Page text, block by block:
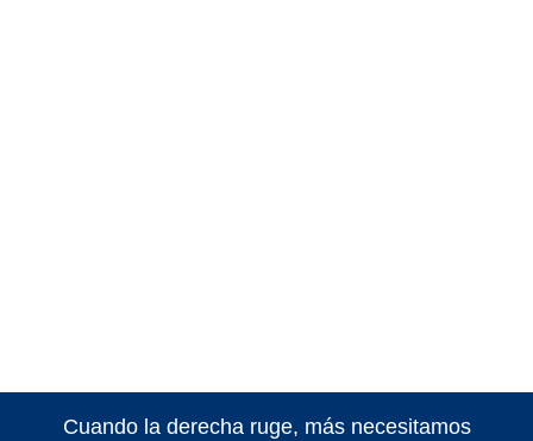
Cuando la derecha ruge, más necesitamos